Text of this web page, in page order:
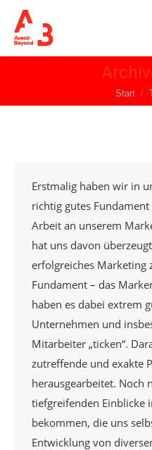
Sie
Start
Erstmalig haben wir in
richtig gutes
Arbeit an unserem
hat uns davon
erfolgreiches Marketing
Fundament – das
haben es dabei extrem
Unternehmen und
Mitarbeiter „ticken“.
zutreffende und exakte
herausgearbeitet. Noch
tiefgreifenden Einblicke
bekommen, die uns
Entwicklung von